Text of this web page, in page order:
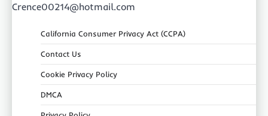
Crence00214@hotmail.com
California Consumer Privacy Act (CCPA)
Contact Us
Cookie Privacy Policy
DMCA